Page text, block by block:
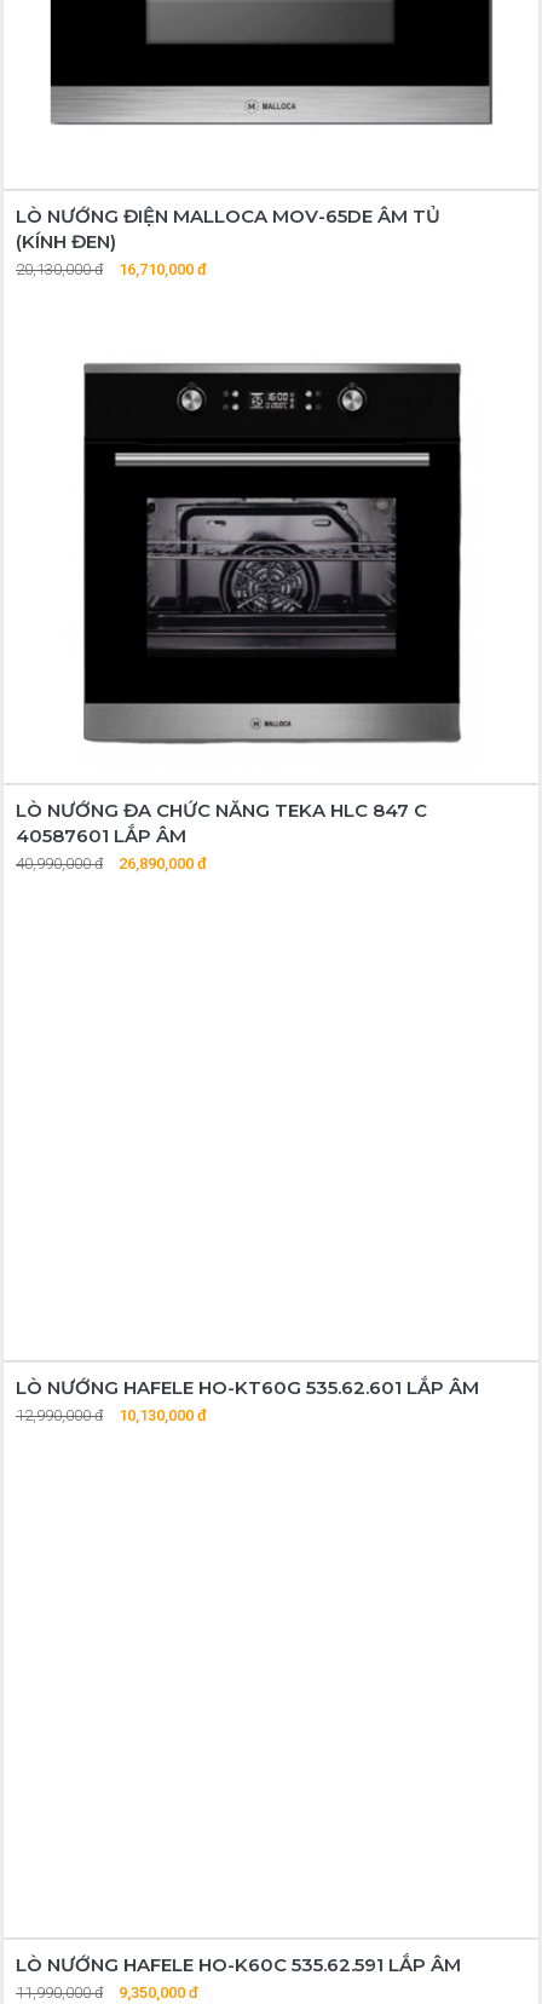
LÒ NƯỚNG ĐIỆN MALLOCA MOV-65DE ÂM TỦ
(KÍNH ĐEN)
20,130,000 đ 16,710,000 đ
LÒ NƯỚNG ĐA CHỨC NĂNG TEKA HLC 847 C
40587601 LẮP ÂM
40,990,000 đ 26,890,000 đ
LÒ NƯỚNG HAFELE HO-KT60G 535.62.601 LẮP ÂM
12,990,000 đ 10,130,000 đ
LÒ NƯỚNG HAFELE HO-K60C 535.62.591 LẮP ÂM
11,990,000 đ 9,350,000 đ